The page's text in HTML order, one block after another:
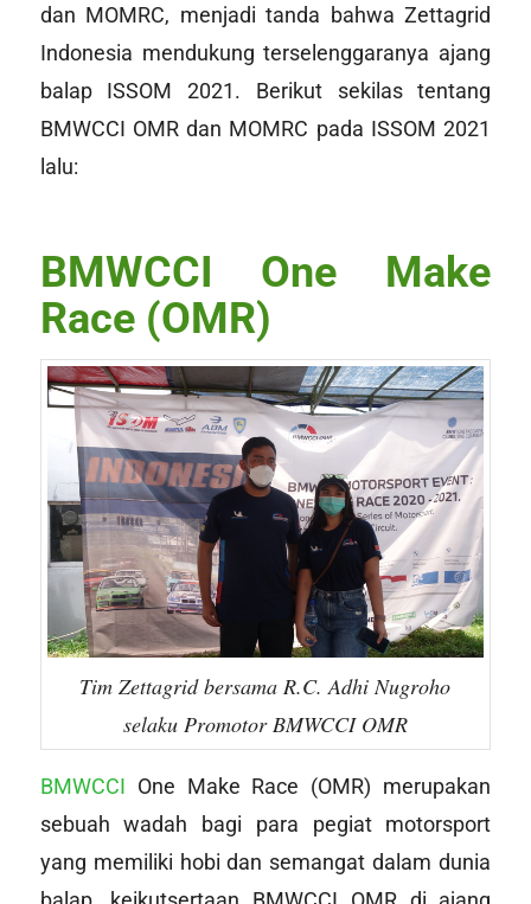
dan MOMRC, menjadi tanda bahwa Zettagrid
Indonesia mendukung terselenggaranya ajang
balap ISSOM 2021. Berikut sekilas tentang
BMWCCI OMR dan MOMRC pada ISSOM 2021
lalu:
BMWCCI One Make
Race (OMR)
Tim Zettagrid bersama R.C. Adhi Nugroho
selaku Promotor BMWCCI OMR
BMWCCI One Make Race (OMR) merupakan
sebuah wadah bagi para pegiat motorsport
yang memiliki hobi dan semangat dalam dunia